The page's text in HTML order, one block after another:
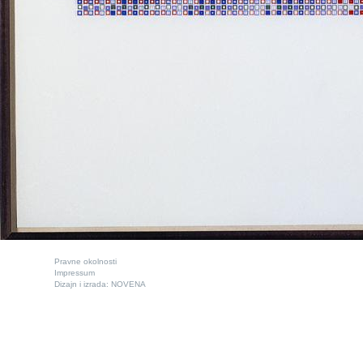
Pravne okolnosti
Impressum
Dizajn i izrada: NOVENA